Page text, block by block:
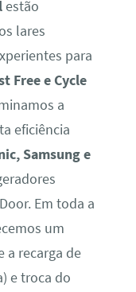
estão
lares
para
Free e Cycle
a
eficiência
Samsung e
Em toda a
um
a recarga de
e troca do